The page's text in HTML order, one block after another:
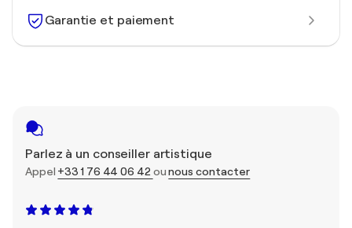
Garantie et paiement
Parlez à un conseiller artistique
Appel +33 1 76 44 06 42 ounous contacter